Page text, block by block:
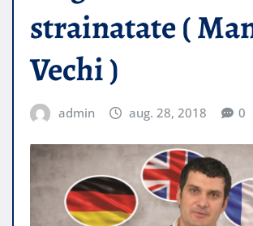
strainatate (
Vechi )
admin aug. 28, 2018 0